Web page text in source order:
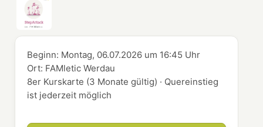
Beginn: Montag, 06.07.2026 um 16:45 Uhr
Ort: FAMletic Werdau
8er Kurskarte (3 Monate gültig) · Quereinstieg
ist jederzeit möglich